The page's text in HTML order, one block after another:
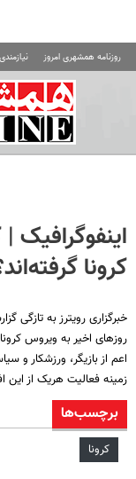
روزنامه همشهری امروز
کرونا
خبرگزاری رویترز به تازگی
اعم از بازیگر، ورزشکار و
زمینه فعالیت هریک از این
برچسب‌ها
کرونا